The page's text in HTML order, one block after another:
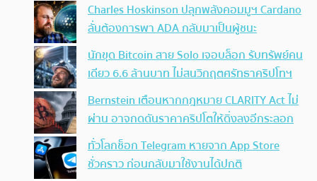
Charles Hoskinson ปลุกพลังคอมมูฯ Cardano
ลั่นต้องการพา ADA กลับมาเป็นผู้ชนะ
นักขุด Bitcoin สาย Solo เจอบล็อก รับทรัพย์คน
เดียว 6.6 ล้านบาท ไม่สนวิกฤตศรัทธาคริปโทฯ
Bernstein เตือนหากกฎหมาย CLARITY Act ไม่
ผ่าน อาจกดดันราคาคริปโตให้ดิ่งลงอีกระลอก
ทั่วโลกช็อก Telegram หายจาก App Store
ชั่วคราว ก่อนกลับมาใช้งานได้ปกติ